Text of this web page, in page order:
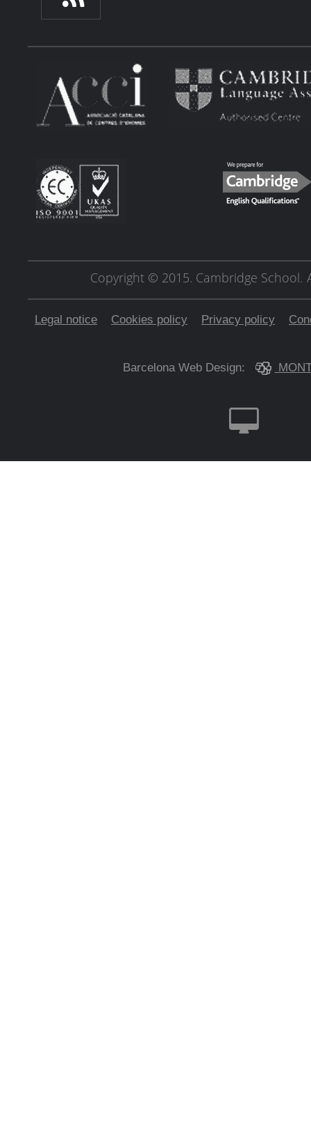
Copyright © 2015. Cambridge School.
Legal notice Cookies policy Privacy policy
Barcelona Web Design: